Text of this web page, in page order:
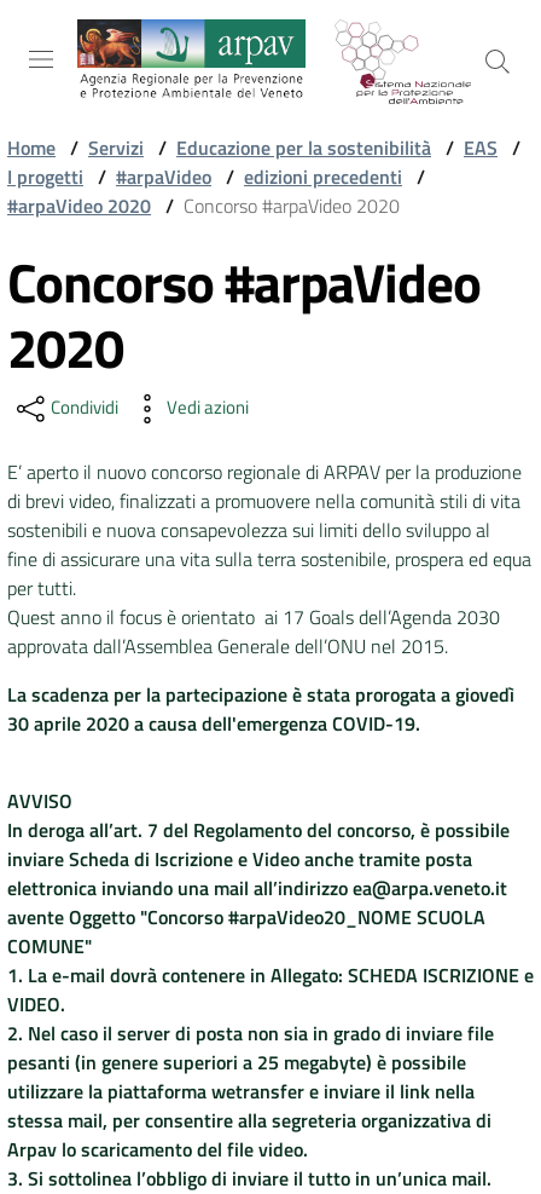
Salta al contenuto
Salta alla navigazione
Salta al footer
ARPAV
TEMI
TERRITORIO
SERVIZI
DATI
AMBIENTALI
Home / Servizi / Educazione per la sostenibilità / EAS /
I progetti / #arpaVideo / edizioni precedenti /
#arpaVideo 2020 / Concorso #arpaVideo 2020
Vai al contenuto
Concorso #arpaVideo
2020
Condividi Vedi azioni
E’ aperto il nuovo concorso regionale di ARPAV per la produzione
di brevi video, finalizzati a promuovere nella comunità stili di vita
sostenibili e nuova consapevolezza sui limiti dello sviluppo al
fine di assicurare una vita sulla terra sostenibile, prospera ed equa
per tutti.
Quest anno il focus è orientato ai 17 Goals dell’Agenda 2030
approvata dall’Assemblea Generale dell’ONU nel 2015.
La scadenza per la partecipazione è stata prorogata a giovedì
30 aprile 2020 a causa dell'emergenza COVID-19.
AVVISO
In deroga all’art. 7 del Regolamento del concorso, è possibile
inviare Scheda di Iscrizione e Video anche tramite posta
elettronica inviando una mail all’indirizzo ea@arpa.veneto.it
avente Oggetto "Concorso #arpaVideo20_NOME SCUOLA
COMUNE"
1. La e-mail dovrà contenere in Allegato: SCHEDA ISCRIZIONE e
VIDEO.
2. Nel caso il server di posta non sia in grado di inviare file
pesanti (in genere superiori a 25 megabyte) è possibile
utilizzare la piattaforma wetransfer e inviare il link nella
stessa mail, per consentire alla segreteria organizzativa di
Arpav lo scaricamento del file video.
3. Si sottolinea l’obbligo di inviare il tutto in un’unica mail.